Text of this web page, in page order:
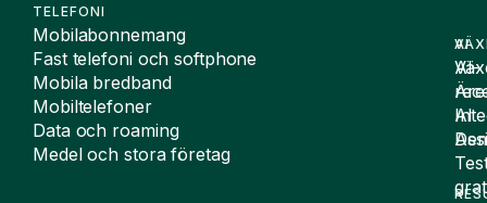
TELEFONI
Mobilabonnemang
Fast telefoni och softphone
Mobila bredband
Mobiltelefoner
Data och roaming
Medel och stora företag
AI
AI-
AI